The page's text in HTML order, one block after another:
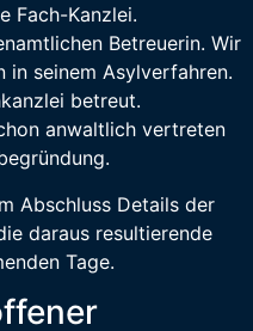
Fach-Kanzlei.
Betreuerin. Wir
in seinem Asylverfahren.
betreut.
anwaltlich vertreten
Abschluss Details der
daraus resultierende
Tage.